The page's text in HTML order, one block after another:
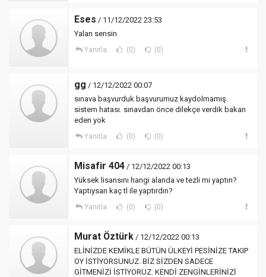
Eses / 11/12/2022 23:53
Yalan sensin
Yanıtla (0) (0)
gg / 12/12/2022 00:07
sınava başvurduk başvurumuz kaydolmamış.
sistem hatası. sınavdan önce dilekçe verdik bakan
eden yok
Yanıtla (0) (0)
Misafir 404 / 12/12/2022 00:13
Yüksek lisansını hangi alanda ve tezli mi yaptın?
Yaptıysan kaç tl ile yaptırdın?
Yanıtla (0) (0)
Murat Öztürk / 12/12/2022 00:13
ELİNİZDE KEMİKLE BÜTÜN ÜLKEYİ PESİNİZE TAKIP
OY İSTİYORSUNUZ. BİZ SİZDEN SADECE
GİTMENİZİ İSTİYORUZ. KENDİ ZENGİNLERİNİZİ